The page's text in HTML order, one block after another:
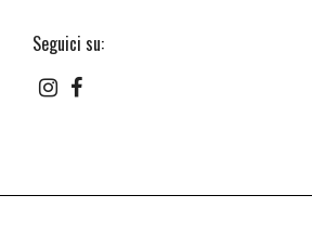
Seguici su: